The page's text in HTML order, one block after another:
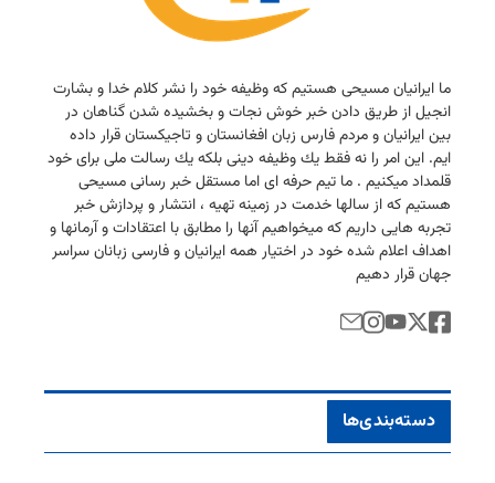
ما ایرانیان مسیحی هستیم كه وظیفه خود را نشر كلام خدا و بشارت
انجیل از طریق دادن خبر خوش نجات و بخشیده شدن گناهان در
بین ایرانیان و مردم فارس زبان افغانستان و تاجیكستان قرار داده
ایم. این امر را نه فقط یك وظیفه دینی بلكه یك رسالت ملی برای خود
قلمداد میكنیم . ما تیم حرفه ای اما مستقل خبر رسانی مسیحی
هستیم كه از سالها خدمت در زمینه تهیه ، انتشار و پردازش خبر
تجربه هایی داریم كه میخواهیم آنها را مطابق با اعتقادات و آرمانها و
اهداف اعلام شده خود در اختیار همه ایرانیان و فارسی زبانان سراسر
جهان قرار دهیم
دسته‌بندی‌ها